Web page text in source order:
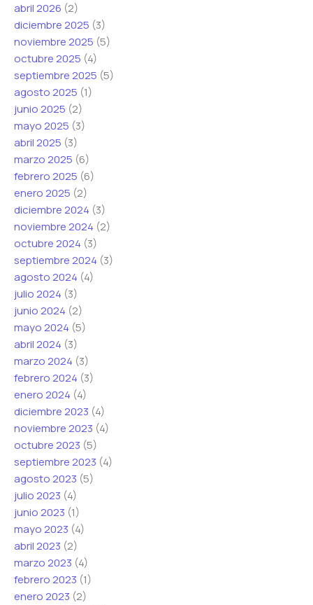
abril 2026 (2)
diciembre 2025 (3)
noviembre 2025 (5)
octubre 2025 (4)
septiembre 2025 (5)
agosto 2025 (1)
junio 2025 (2)
mayo 2025 (3)
abril 2025 (3)
marzo 2025 (6)
febrero 2025 (6)
enero 2025 (2)
diciembre 2024 (3)
noviembre 2024 (2)
octubre 2024 (3)
septiembre 2024 (3)
agosto 2024 (4)
julio 2024 (3)
junio 2024 (2)
mayo 2024 (5)
abril 2024 (3)
marzo 2024 (3)
febrero 2024 (3)
enero 2024 (4)
diciembre 2023 (4)
noviembre 2023 (4)
octubre 2023 (5)
septiembre 2023 (4)
agosto 2023 (5)
julio 2023 (4)
junio 2023 (1)
mayo 2023 (4)
abril 2023 (2)
marzo 2023 (4)
febrero 2023 (1)
enero 2023 (2)